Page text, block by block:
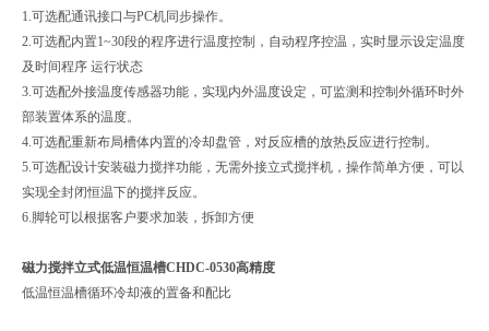
1.可选配通讯接口与PC机同步操作。
2.可选配内置1~30段的程序进行温度控制，自动程序控温，实时显示设定温度
及时间程序 运行状态
3.可选配外接温度传感器功能，实现内外温度设定，可监测和控制外循环时外
部装置体系的温度。
4.可选配重新布局槽体内置的冷却盘管，对反应槽的放热反应进行控制。
5.可选配设计安装磁力搅拌功能，无需外接立式搅拌机，操作简单方便，可以
实现全封闭恒温下的搅拌反应。
6.脚轮可以根据客户要求加装，拆卸方便
磁力搅拌立式低温恒温槽CHDC-0530高精度
低温恒温槽循环冷却液的置备和配比